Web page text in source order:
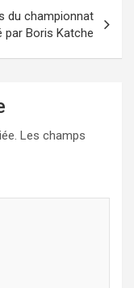
du championnat
par Boris Katche
Les champs